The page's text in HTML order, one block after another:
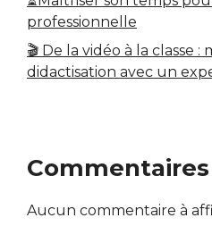
professionnelle
🎬 De la vidéo à la classe :
didactisation avec un
Aucun commentaire à